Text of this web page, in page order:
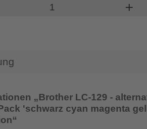
Produkt Warenkorb add
„Brother LC-129 -
'schwarz cyan magenta